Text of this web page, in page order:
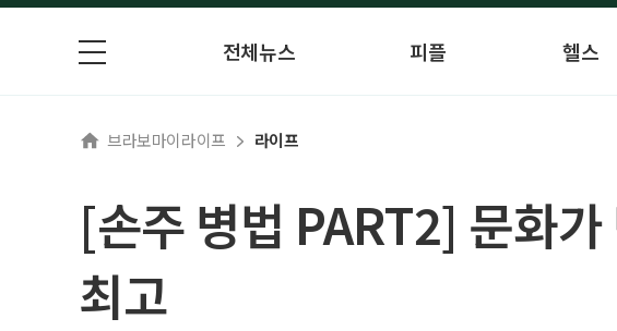
전체뉴스 피플 헬스
브라보마이라이프 라이프
[손주 병법 PART2] 문화
최고